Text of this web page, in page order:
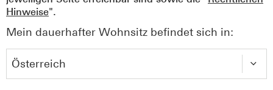
Hinweise".
Mein dauerhafter Wohnsitz befindet sich in: